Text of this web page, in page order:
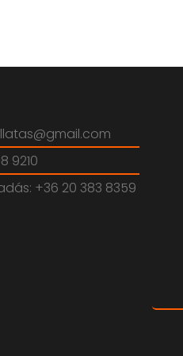
9210
+36 20 383 8359